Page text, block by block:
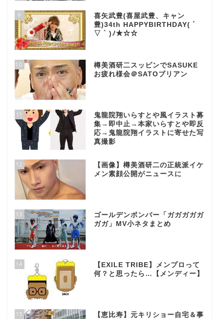
9
喜矢武豊(喜屋武豊、キャン
豊)34th HAPPYBIRTHDAY( ´
▽ ` )ﾉ★☆☆
10
樽美酒研二スッピンでSASUKE
お疲れ様会＠SATOブリアン
11
鬼龍院翔いらすとや風イラスト募
集→即中止→本家いらすとや即反
応→鬼龍院翔イラストに寄せた写
真撮影
12
【画像】樽美酒研二の正統派イケ
メン素顔公開がニュースに
13
ゴールデンボンバー「ガガガガガ
ガガ」MV小ネタまとめ
14
【EXILE TRIBE】メンプロって
何？と思ったら…【メンディー】
15
【恵比寿】元キリショー自宅＆事